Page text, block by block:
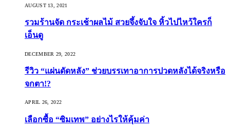
AUGUST 13, 2021
รวมร้านจัด กระเช้าผลไม้ สวยจึ้งจับใจ หิ้วไปไหว้ใครก็
เอ็นดู
DECEMBER 29, 2022
รีวิว “แผ่นดัดหลัง” ช่วยบรรเทาอาการปวดหลังได้จริงหรือ
จกตา!?
APRIL 26, 2022
เลือกซื้อ “ซิมเทพ” อย่างไรให้คุ้มค่า